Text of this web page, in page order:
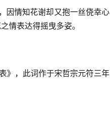
因情知花谢却又抱一丝侥幸心
情表达得摇曳多姿。
》，此词作于宋哲宗元符三年